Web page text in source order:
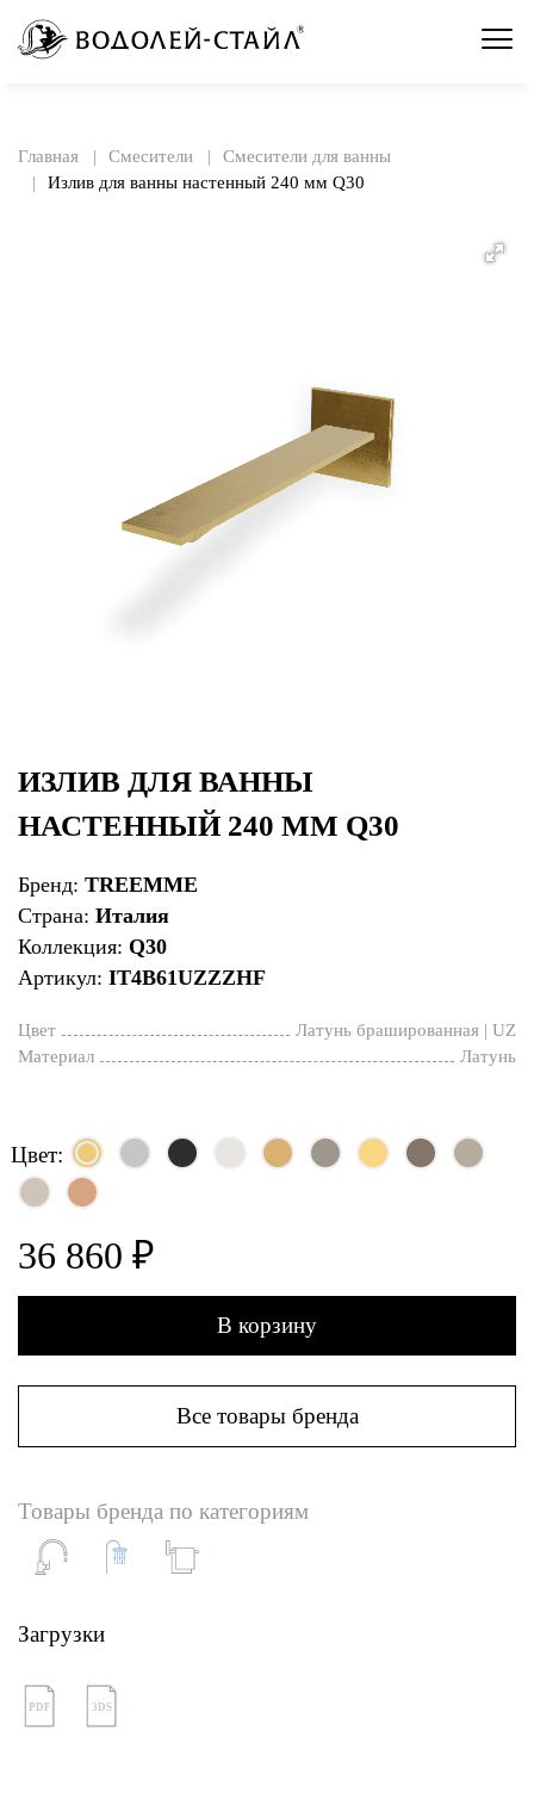
Главная Смесители
Смесители для ванны
Излив для ванны настенный 240 мм Q30
ИЗЛИВ ДЛЯ ВАННЫ
НАСТЕННЫЙ 240 ММ Q30
Бренд: TREEMME
Страна: Италия
Коллекция: Q30
Артикул: IT4B61UZZZHF
Цвет
Латунь брашированная | UZ
Материал
Латунь
Цвет:
36 860 ₽
В корзину
Все товары бренда
Товары бренда по категориям
Загрузки
PDF 3DS